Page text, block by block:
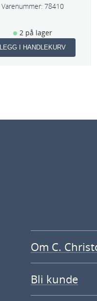
Varenummer: 78410
2 på lager
LEGG I HANDLEKURV
Om C.
Bli kunde